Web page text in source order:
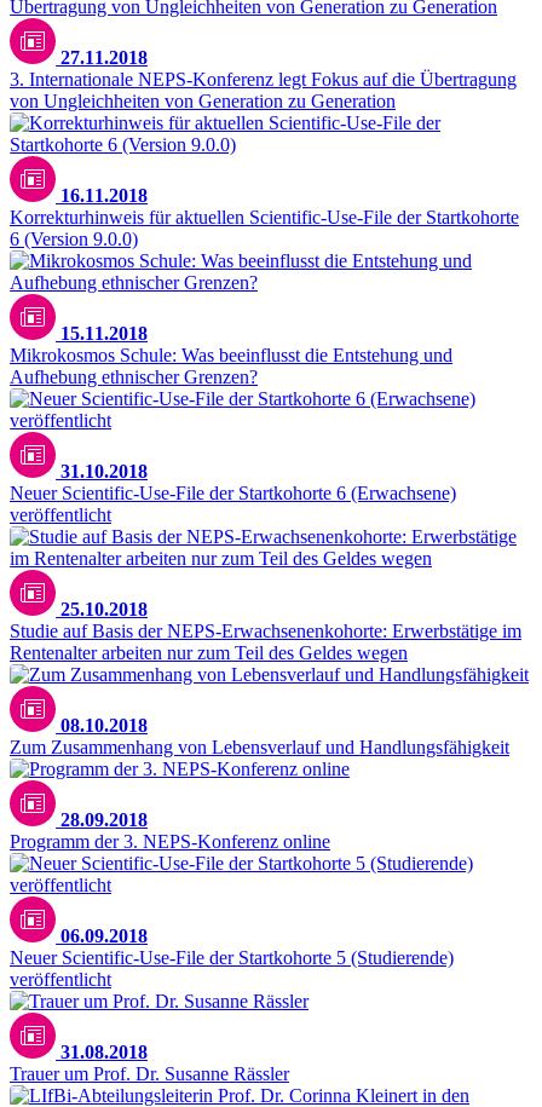
27.11.2018
3. Internationale NEPS-Konferenz legt Fokus auf die Übertragung
von Ungleichheiten von Generation zu Generation
16.11.2018
Korrekturhinweis für aktuellen Scientific-Use-File der Startkohorte
6 (Version 9.0.0)
15.11.2018
Mikrokosmos Schule: Was beeinflusst die Entstehung und
Aufhebung ethnischer Grenzen?
31.10.2018
Neuer Scientific-Use-File der Startkohorte 6 (Erwachsene)
veröffentlicht
25.10.2018
Studie auf Basis der NEPS-Erwachsenenkohorte: Erwerbstätige im
Rentenalter arbeiten nur zum Teil des Geldes wegen
08.10.2018
Zum Zusammenhang von Lebensverlauf und Handlungsfähigkeit
28.09.2018
Programm der 3. NEPS-Konferenz online
06.09.2018
Neuer Scientific-Use-File der Startkohorte 5 (Studierende)
veröffentlicht
31.08.2018
Trauer um Prof. Dr. Susanne Rässler